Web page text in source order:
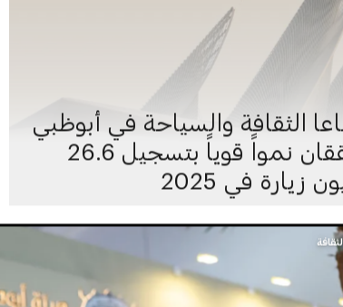
الثقافة والسياحة في أبوظبي
يحققان نمواً قوياً بتسجيل 26.6
زيارة في 2025